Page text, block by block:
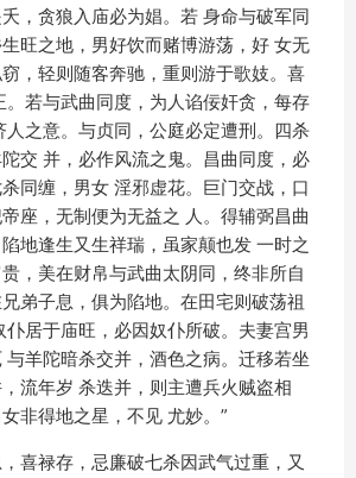
，贪狼入庙必为娼。若 身命与破军同
旺之地，男好饮而赌博游荡，好 女无
，轻则随客奔驰，重则游于歌妓。喜
。若与武曲同度，为人谄佞奸贪，每存
人之意。与贞同，公庭必定遭刑。四杀
交 并，必作风流之鬼。昌曲同度，必
同缠，男女 淫邪虚花。巨门交战，口
座，无制便为无益之 人。得辅弼昌曲
地逢生又生祥瑞，虽家颠也发 一时之
，美在财帛与武曲太阴同，终非所自
弟子息，俱为陷地。在田宅则破荡祖
仆居于庙旺，必因奴仆所破。夫妻宫男
羊陀暗杀交并，酒色之病。迁移若坐
流年岁 杀迭并，则主遭兵火贼盗相
非得地之星，不见 尤妙。”
喜禄存，忌廉破七杀因武气过重，又